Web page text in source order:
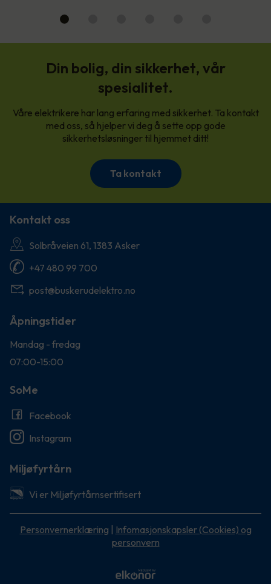
Din bolig, din sikkerhet, vår
spesialitet.
Våre elektrikere har lang erfaring med sikkerhet. Ta kontakt
med oss, så hjelper vi deg å sette opp gode
sikkerhetsløsninger til hjemmet ditt!
Ta kontakt
Kontakt oss
Solbråveien 61, 1383 Asker
+47 480 99 700
post@buskerudelektro.no
Åpningstider
Mandag - fredag
07:00-15:00
SoMe
Facebook
Instagram
Miljøfyrtårn
Vi er Miljøfyrtårnsertifisert
Personvernerklæring
Infomasjonskapsler (Cookies) og
personvern